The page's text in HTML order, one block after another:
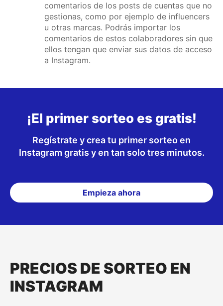
comentarios de los posts de cuentas que no
gestionas, como por ejemplo de influencers
u otras marcas. Podrás importar los
comentarios de estos colaboradores sin que
ellos tengan que enviar sus datos de acceso
a Instagram.
¡El primer sorteo es gratis!
Regístrate y crea tu primer sorteo en
Instagram gratis y en tan solo tres minutos.
Empieza ahora
PRECIOS DE SORTEO EN
INSTAGRAM